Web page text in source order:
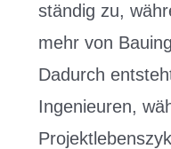
ständig zu,
mehr von
Dadurch
Ingenieuren,